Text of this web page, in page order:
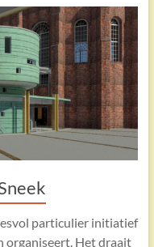
particulier initiatief
organiseert. Het draait